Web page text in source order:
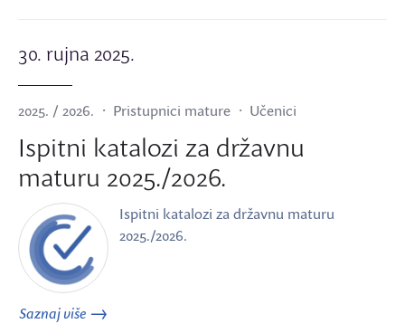
30. rujna 2025.
2025. / 2026. Pristupnici mature Učenici
Ispitni katalozi za državnu
maturu 2025./2026.
Ispitni katalozi za državnu maturu
2025./2026.
Saznaj više